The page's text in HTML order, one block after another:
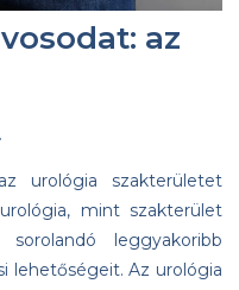
az
urológia szakterületet
mint szakterület
leggyakoribb
lehetőségeit. Az urológia